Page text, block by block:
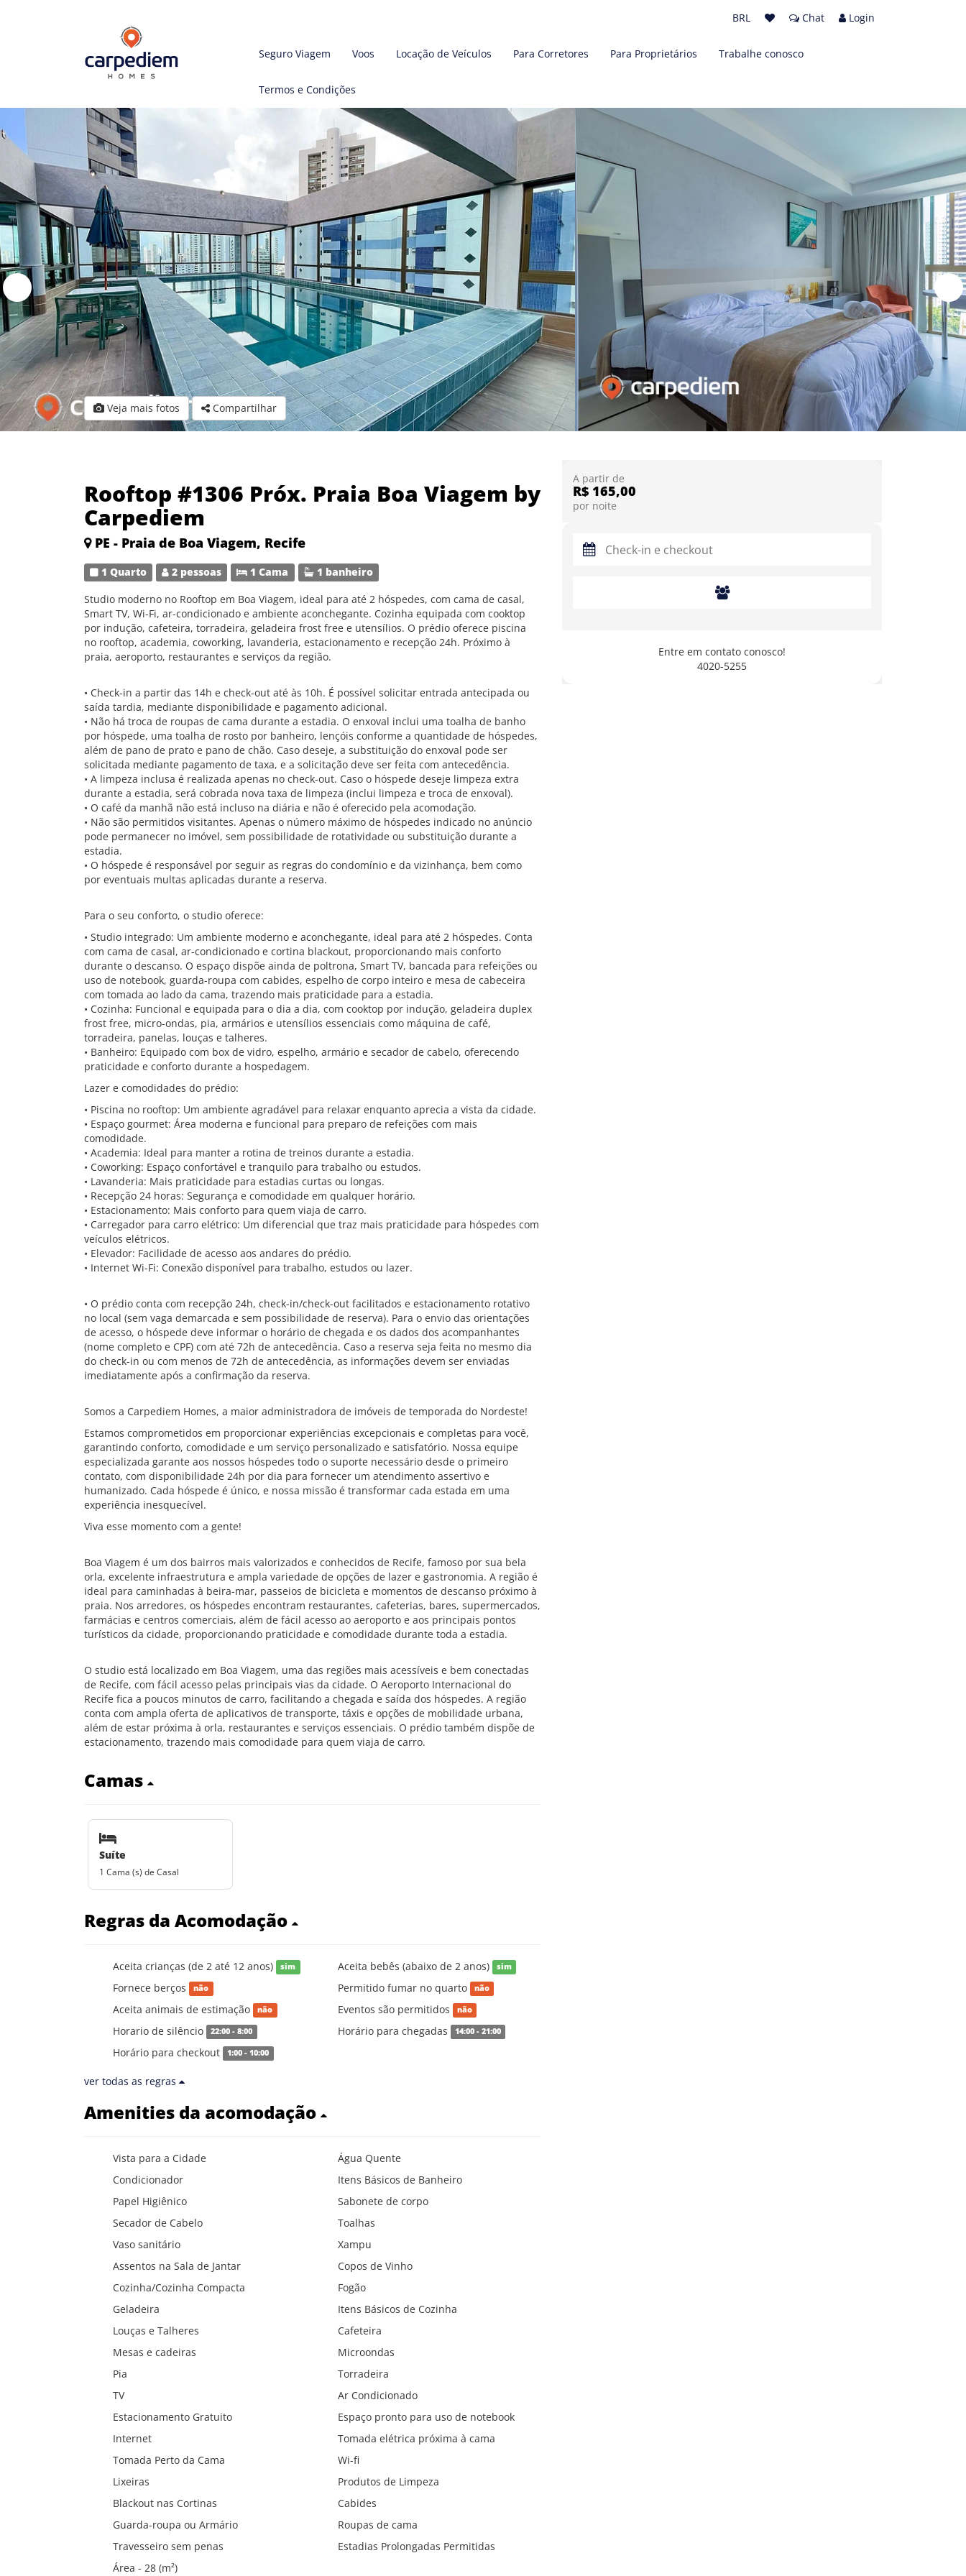
BRL Chat Login
Seguro Viagem Voos Locação de Veículos Para Corretores Para Proprietários Trabalhe conosco
Termos e Condições
Veja mais fotos Compartilhar
Rooftop #1306 Próx. Praia Boa Viagem by
Carpediem
PE - Praia de Boa Viagem, Recife
1 Quarto 2 pessoas 1 Cama 1 banheiro
Studio moderno no Rooftop em Boa Viagem, ideal para até 2 hóspedes, com cama de casal,
Smart TV, Wi-Fi, ar-condicionado e ambiente aconchegante. Cozinha equipada com cooktop
por indução, cafeteira, torradeira, geladeira frost free e utensílios. O prédio oferece piscina
no rooftop, academia, coworking, lavanderia, estacionamento e recepção 24h. Próximo à
praia, aeroporto, restaurantes e serviços da região.
• Check-in a partir das 14h e check-out até às 10h. É possível solicitar entrada antecipada ou
saída tardia, mediante disponibilidade e pagamento adicional.
• Não há troca de roupas de cama durante a estadia. O enxoval inclui uma toalha de banho
por hóspede, uma toalha de rosto por banheiro, lençóis conforme a quantidade de hóspedes,
além de pano de prato e pano de chão. Caso deseje, a substituição do enxoval pode ser
solicitada mediante pagamento de taxa, e a solicitação deve ser feita com antecedência.
• A limpeza inclusa é realizada apenas no check-out. Caso o hóspede deseje limpeza extra
durante a estadia, será cobrada nova taxa de limpeza (inclui limpeza e troca de enxoval).
• O café da manhã não está incluso na diária e não é oferecido pela acomodação.
• Não são permitidos visitantes. Apenas o número máximo de hóspedes indicado no anúncio
pode permanecer no imóvel, sem possibilidade de rotatividade ou substituição durante a
estadia.
• O hóspede é responsável por seguir as regras do condomínio e da vizinhança, bem como
por eventuais multas aplicadas durante a reserva.
Para o seu conforto, o studio oferece:
• Studio integrado: Um ambiente moderno e aconchegante, ideal para até 2 hóspedes. Conta
com cama de casal, ar-condicionado e cortina blackout, proporcionando mais conforto
durante o descanso. O espaço dispõe ainda de poltrona, Smart TV, bancada para refeições ou
uso de notebook, guarda-roupa com cabides, espelho de corpo inteiro e mesa de cabeceira
com tomada ao lado da cama, trazendo mais praticidade para a estadia.
• Cozinha: Funcional e equipada para o dia a dia, com cooktop por indução, geladeira duplex
frost free, micro-ondas, pia, armários e utensílios essenciais como máquina de café,
torradeira, panelas, louças e talheres.
• Banheiro: Equipado com box de vidro, espelho, armário e secador de cabelo, oferecendo
praticidade e conforto durante a hospedagem.
Lazer e comodidades do prédio:
• Piscina no rooftop: Um ambiente agradável para relaxar enquanto aprecia a vista da cidade.
• Espaço gourmet: Área moderna e funcional para preparo de refeições com mais
comodidade.
• Academia: Ideal para manter a rotina de treinos durante a estadia.
• Coworking: Espaço confortável e tranquilo para trabalho ou estudos.
• Lavanderia: Mais praticidade para estadias curtas ou longas.
• Recepção 24 horas: Segurança e comodidade em qualquer horário.
• Estacionamento: Mais conforto para quem viaja de carro.
• Carregador para carro elétrico: Um diferencial que traz mais praticidade para hóspedes com
veículos elétricos.
• Elevador: Facilidade de acesso aos andares do prédio.
• Internet Wi-Fi: Conexão disponível para trabalho, estudos ou lazer.
• O prédio conta com recepção 24h, check-in/check-out facilitados e estacionamento rotativo
no local (sem vaga demarcada e sem possibilidade de reserva). Para o envio das orientações
de acesso, o hóspede deve informar o horário de chegada e os dados dos acompanhantes
(nome completo e CPF) com até 72h de antecedência. Caso a reserva seja feita no mesmo dia
do check-in ou com menos de 72h de antecedência, as informações devem ser enviadas
imediatamente após a confirmação da reserva.
Somos a Carpediem Homes, a maior administradora de imóveis de temporada do Nordeste!
Estamos comprometidos em proporcionar experiências excepcionais e completas para você,
garantindo conforto, comodidade e um serviço personalizado e satisfatório. Nossa equipe
especializada garante aos nossos hóspedes todo o suporte necessário desde o primeiro
contato, com disponibilidade 24h por dia para fornecer um atendimento assertivo e
humanizado. Cada hóspede é único, e nossa missão é transformar cada estada em uma
experiência inesquecível.
Viva esse momento com a gente!
Boa Viagem é um dos bairros mais valorizados e conhecidos de Recife, famoso por sua bela
orla, excelente infraestrutura e ampla variedade de opções de lazer e gastronomia. A região é
ideal para caminhadas à beira-mar, passeios de bicicleta e momentos de descanso próximo à
praia. Nos arredores, os hóspedes encontram restaurantes, cafeterias, bares, supermercados,
farmácias e centros comerciais, além de fácil acesso ao aeroporto e aos principais pontos
turísticos da cidade, proporcionando praticidade e comodidade durante toda a estadia.
O studio está localizado em Boa Viagem, uma das regiões mais acessíveis e bem conectadas
de Recife, com fácil acesso pelas principais vias da cidade. O Aeroporto Internacional do
Recife fica a poucos minutos de carro, facilitando a chegada e saída dos hóspedes. A região
conta com ampla oferta de aplicativos de transporte, táxis e opções de mobilidade urbana,
além de estar próxima à orla, restaurantes e serviços essenciais. O prédio também dispõe de
estacionamento, trazendo mais comodidade para quem viaja de carro.
Camas
Suíte
1 Cama (s) de Casal
Regras da Acomodação
Aceita crianças (de 2 até 12 anos) sim Aceita bebês (abaixo de 2 anos) sim
Fornece berços não Permitido fumar no quarto não
Aceita animais de estimação não Eventos são permitidos não
Horario de silêncio 22:00 - 8:00 Horário para chegadas 14:00 - 21:00
Horário para checkout 1:00 - 10:00
ver todas as regras
Amenities da acomodação
Vista para a Cidade
Água Quente
Condicionador
Itens Básicos de Banheiro
Papel Higiênico
Sabonete de corpo
Secador de Cabelo
Toalhas
Vaso sanitário
Xampu
Assentos na Sala de Jantar
Copos de Vinho
Cozinha/Cozinha Compacta
Fogão
Geladeira
Itens Básicos de Cozinha
Louças e Talheres
Cafeteira
Mesas e cadeiras
Microondas
Pia
Torradeira
TV
Ar Condicionado
Estacionamento Gratuito
Espaço pronto para uso de notebook
Internet
Tomada elétrica próxima à cama
Tomada Perto da Cama
Wi-fi
Lixeiras
Produtos de Limpeza
Blackout nas Cortinas
Cabides
Guarda-roupa ou Armário
Roupas de cama
Travesseiro sem penas
Estadias Prolongadas Permitidas
Área - 28 (m²)
A partir de
R$ 165,00
por noite
Entre em contato conosco!
4020-5255